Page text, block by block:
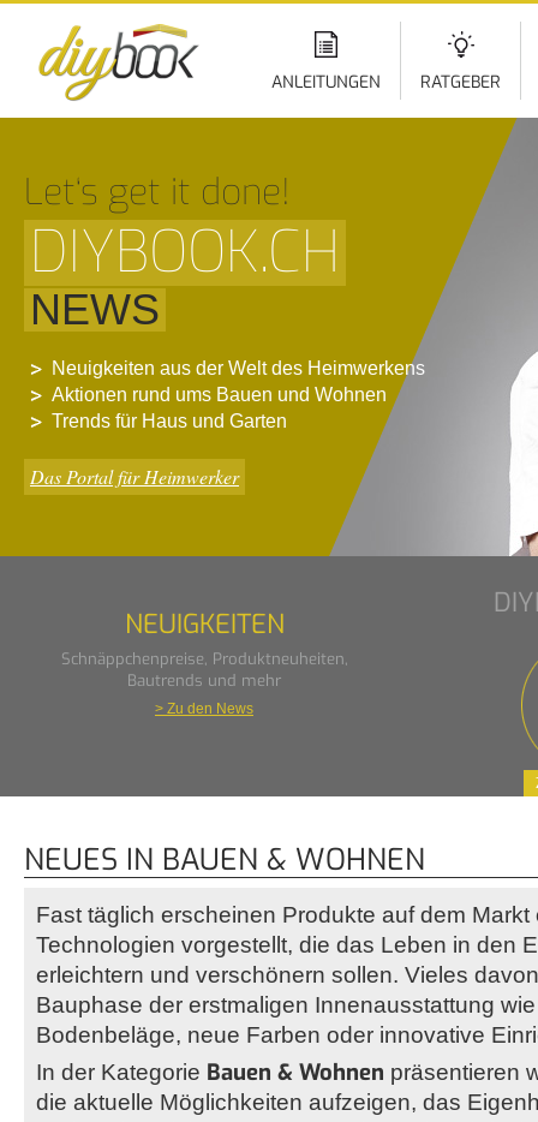
ANLEITUNGEN RATGEBER
Let‘s get it done!
DIYBOOK.CH
NEWS
Neuigkeiten aus der Welt des Heimwerkens
Aktionen rund ums Bauen und Wohnen
Trends für Haus und Garten
Das Portal für Heimwerker
NEUIGKEITEN
Schnäppchenpreise, Produktneuheiten,
Bautrends und mehr
> Zu den News
NEUES IN BAUEN & WOHNEN
Fast täglich erscheinen Produkte auf dem Markt
Technologien vorgestellt, die das Leben in den
erleichtern und verschönern sollen. Vieles
Bauphase der erstmaligen Innenausstattung
Bodenbeläge, neue Farben oder innovative
In der Kategorie Bauen & Wohnen präsentieren
die aktuelle Möglichkeiten aufzeigen, das